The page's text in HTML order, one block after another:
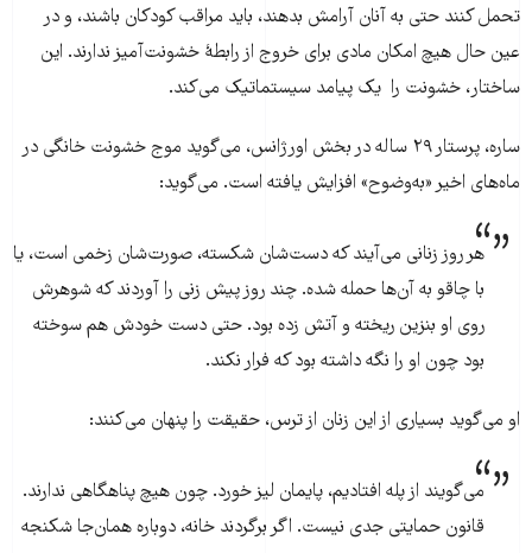
تحمل کنند حتی بە آنان آرامش بدهند، باید مراقب کودکان باشند، و در
عین حال هیچ امکان مادی برای خروج از رابطهٔ خشونت‌آمیز ندارند. این
ساختار، خشونت را یک پیامد سیستماتیک می‌کند.
ساره، پرستار ۲۹ ساله در بخش اورژانس، می‌گوید موج خشونت خانگی در
ماه‌های اخیر «به‌وضوح» افزایش یافته است. می‌گوید:
هر روز زنانی می‌آیند که دست‌شان شکسته، صورت‌شان زخمی است، یا
با چاقو به آن‌ها حمله شده. چند روز پیش زنی را آوردند که شوهرش
روی او بنزین ریخته و آتش زده بود. حتی دست خودش هم سوخته
بود چون او را نگه داشته بود که فرار نکند.
او می‌گوید بسیاری از این زنان از ترس، حقیقت را پنهان می‌کنند:
می‌گویند از پله افتادیم، پایمان لیز خورد. چون هیچ پناهگاهی ندارند.
قانون حمایتی جدی نیست. اگر برگردند خانه، دوباره همان‌جا شکنجه